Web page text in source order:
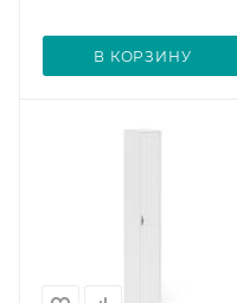
В КОРЗИНУ